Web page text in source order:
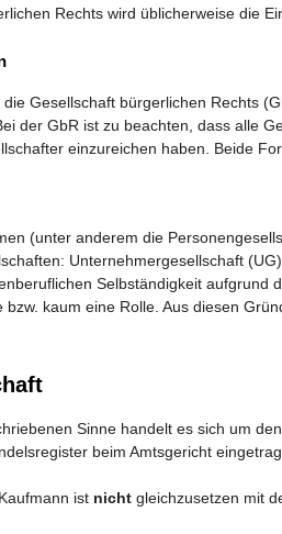
Rechts wird üblicherweise die
Gesellschaft bürgerlichen Rechts
der GbR ist zu beachten, dass alle
einzureichen haben. Beide
(unter anderem die
Unternehmergesellschaft
Selbständigkeit aufgrund
bzw. kaum eine Rolle. Aus diesen
Sinne handelt es sich um
beim Amtsgericht
ist nichtgleichzusetzen mit